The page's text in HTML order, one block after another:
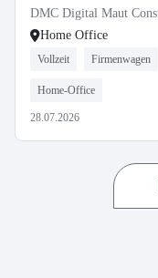
DMC Digital Maut
Home Office
Vollzeit Firmenwagen
Home-Office
28.07.2026